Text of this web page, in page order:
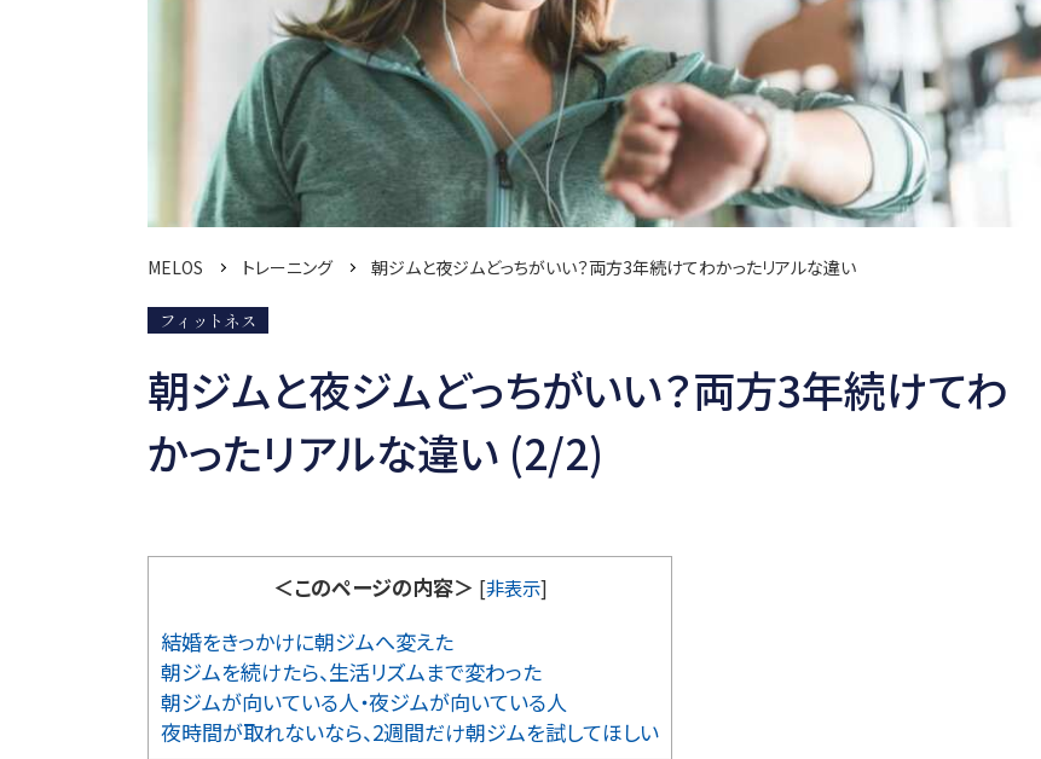
MELOS トレーニング 朝ジムと夜ジムどっちがいい？両方3年続けてわかったリアルな違い
フィットネス
朝ジムと夜ジムどっちがいい？両方3年続けてわ
かったリアルな違い (2/2)
＜このページの内容＞ [非表示]
結婚をきっかけに朝ジムへ変えた
朝ジムを続けたら、生活リズムまで変わった
朝ジムが向いている人・夜ジムが向いている人
夜時間が取れないなら、2週間だけ朝ジムを試してほしい